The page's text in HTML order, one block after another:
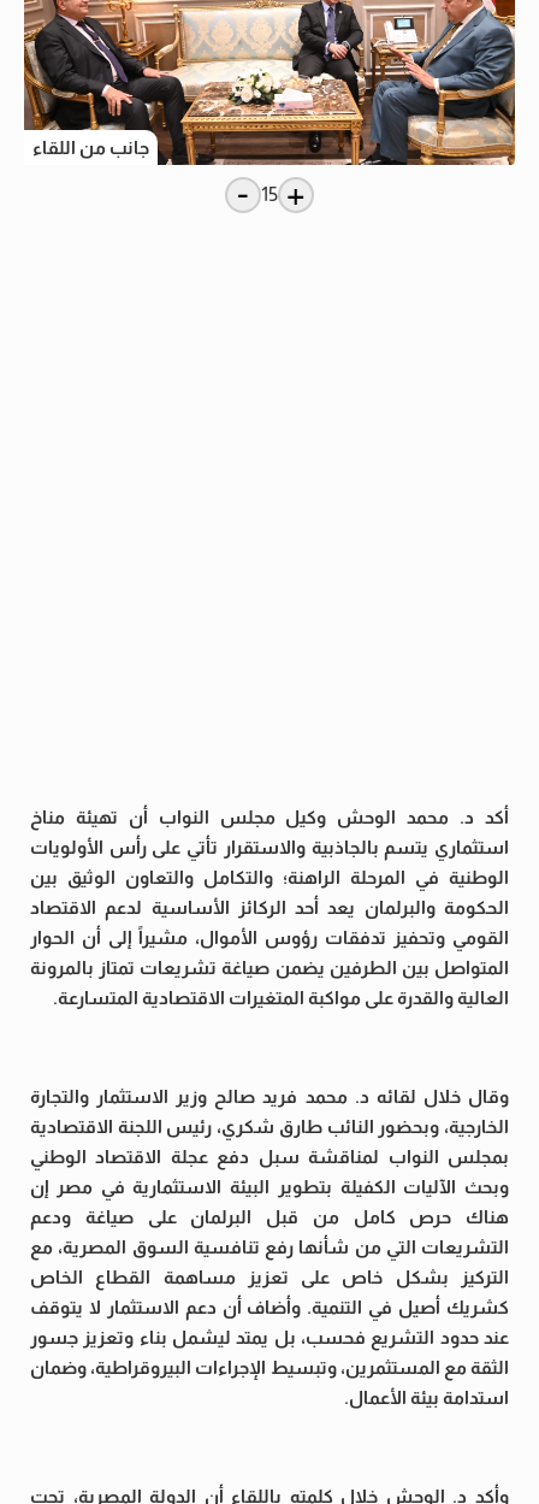
جانب من اللقاء
+
15
-
أكد د. محمد الوحش وكيل مجلس النواب أن تهيئة مناخ
استثماري يتسم بالجاذبية والاستقرار تأتي على رأس الأولويات
الوطنية في المرحلة الراهنة؛ والتكامل والتعاون الوثيق بين
الحكومة والبرلمان يعد أحد الركائز الأساسية لدعم الاقتصاد
القومي وتحفيز تدفقات رؤوس الأموال، مشيراً إلى أن الحوار
المتواصل بين الطرفين يضمن صياغة تشريعات تمتاز بالمرونة
العالية والقدرة على مواكبة المتغيرات الاقتصادية المتسارعة.
وقال خلال لقائه د. محمد فريد صالح وزير الاستثمار والتجارة
الخارجية، وبحضور النائب طارق شكري، رئيس اللجنة الاقتصادية
بمجلس النواب لمناقشة سبل دفع عجلة الاقتصاد الوطني
وبحث الآليات الكفيلة بتطوير البيئة الاستثمارية في مصر إن
هناك حرص كامل من قبل البرلمان على صياغة ودعم
التشريعات التي من شأنها رفع تنافسية السوق المصرية، مع
التركيز بشكل خاص على تعزيز مساهمة القطاع الخاص
كشريك أصيل في التنمية. وأضاف أن دعم الاستثمار لا يتوقف
عند حدود التشريع فحسب، بل يمتد ليشمل بناء وتعزيز جسور
الثقة مع المستثمرين، وتبسيط الإجراءات البيروقراطية، وضمان
استدامة بيئة الأعمال.
وأكد د. الوحش خلال كلمته باللقاء أن الدولة المصرية، تحت